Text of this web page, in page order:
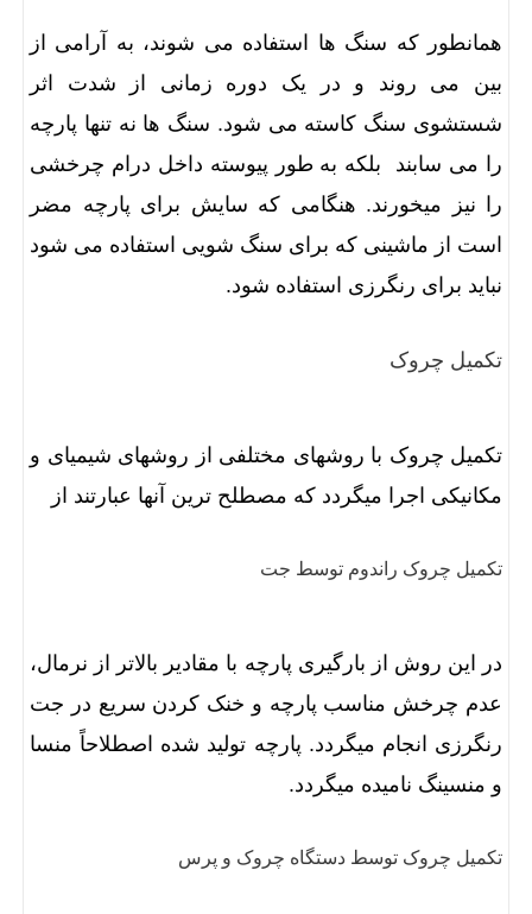
همانطور که سنگ ها استفاده می شوند، به آرامی از
بین می روند و در یک دوره زمانی از شدت اثر
شستشوی سنگ کاسته می شود. سنگ ها نه تنها پارچه
را می سابند بلکه به طور پیوسته داخل درام چرخشی
را نیز میخورند. هنگامی که سایش برای پارچه مضر
است از ماشینی که برای سنگ شویی استفاده می شود
نباید برای رنگرزی استفاده شود.
تکمیل چروک
تکمیل چروک با روشهای مختلفی از روشهای شیمیای و
مکانیکی اجرا میگردد که مصطلح ترین آنها عبارتند از
تکمیل چروک راندوم توسط جت
در این روش از بارگیری پارچه با مقادیر بالاتر از نرمال،
عدم چرخش مناسب پارچه و خنک کردن سریع در جت
رنگرزی انجام میگردد. پارچه تولید شده اصطلاحاً منسا
و منسینگ نامیده میگردد.
تکمیل چروک توسط دستگاه چروک و پرس